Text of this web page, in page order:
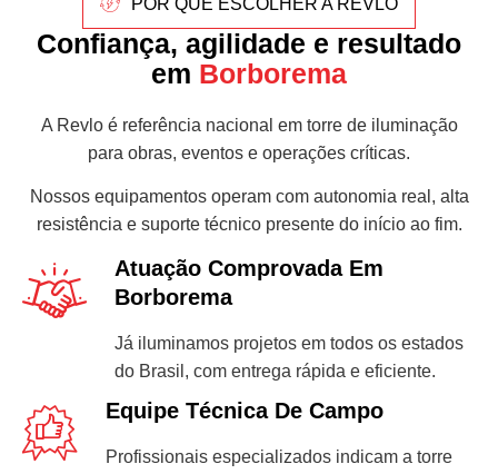
POR QUE ESCOLHER A REVLO
Confiança, agilidade e resultado
em Borborema
A Revlo é referência nacional em torre de iluminação
para obras, eventos e operações críticas.
Nossos equipamentos operam com autonomia real, alta
resistência e suporte técnico presente do início ao fim.
Atuação Comprovada Em
Borborema
Já iluminamos projetos em todos os estados
do Brasil, com entrega rápida e eficiente.
Equipe Técnica De Campo
Profissionais especializados indicam a torre